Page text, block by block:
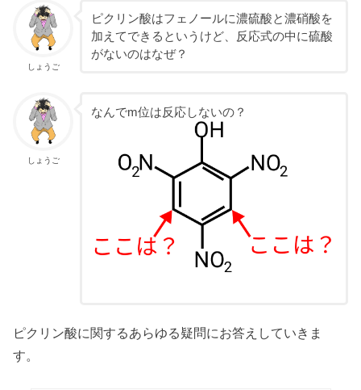
しょうご
ピクリン酸はフェノールに濃硫酸と濃硝酸を
加えてできるというけど、反応式の中に硫酸
がないのはなぜ？
しょうご
なんでm位は反応しないの？
ピクリン酸に関するあらゆる疑問にお答えしていきま
す。